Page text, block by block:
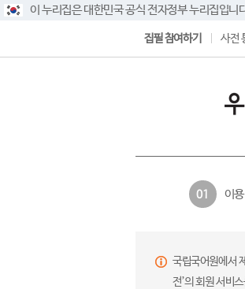
이 누리집은 대한민국 공식 전자정부 누리집입니
집필 참여하기 사전
01 이
국립국어원에서
전’의 회원 서비